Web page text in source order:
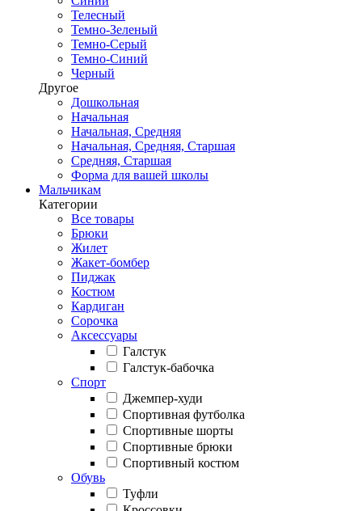
Телесный
Темно-Зеленый
Темно-Серый
Темно-Синий
Черный
Другое
Дошкольная
Начальная
Начальная, Средняя
Начальная, Средняя, Старшая
Средняя, Старшая
Форма для вашей школы
Мальчикам
Категории
Все товары
Брюки
Жилет
Жакет-бомбер
Пиджак
Костюм
Кардиган
Сорочка
Аксессуары
Галстук
Галстук-бабочка
Спорт
Джемпер-худи
Спортивная футболка
Спортивные шорты
Спортивные брюки
Спортивный костюм
Обувь
Туфли